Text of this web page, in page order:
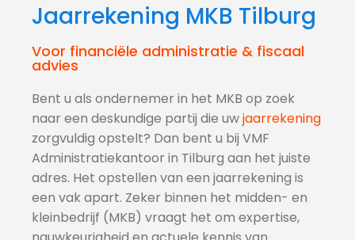
Jaarrekening MKB Tilburg
Voor financiële administratie & fiscaal
advies
Bent u als ondernemer in het MKB op zoek
naar een deskundige partij die uwjaarrekening
zorgvuldig opstelt? Dan bent u bij VMF
Administratiekantoor in Tilburg aan het juiste
adres. Het opstellen van een jaarrekening is
een vak apart. Zeker binnen het midden- en
kleinbedrijf (MKB) vraagt het om expertise,